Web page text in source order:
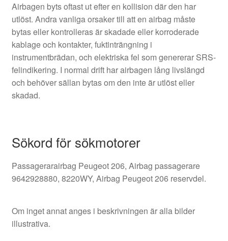
Airbagen byts oftast ut efter en kollision där den har
utlöst. Andra vanliga orsaker till att en airbag måste
bytas eller kontrolleras är skadade eller korroderade
kablage och kontakter, fuktinträngning i
instrumentbrädan, och elektriska fel som genererar SRS-
felindikering. I normal drift har airbagen lång livslängd
och behöver sällan bytas om den inte är utlöst eller
skadad.
Sökord för sökmotorer
Passagerarairbag Peugeot 206, Airbag passagerare
9642928880, 8220WY, Airbag Peugeot 206 reservdel.
Om inget annat anges i beskrivningen är alla bilder
illustrativa.